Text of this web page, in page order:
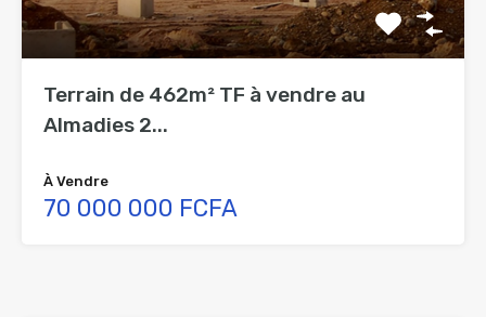
Terrain de 462m² TF à vendre au
Almadies 2...
À Vendre
70 000 000 FCFA